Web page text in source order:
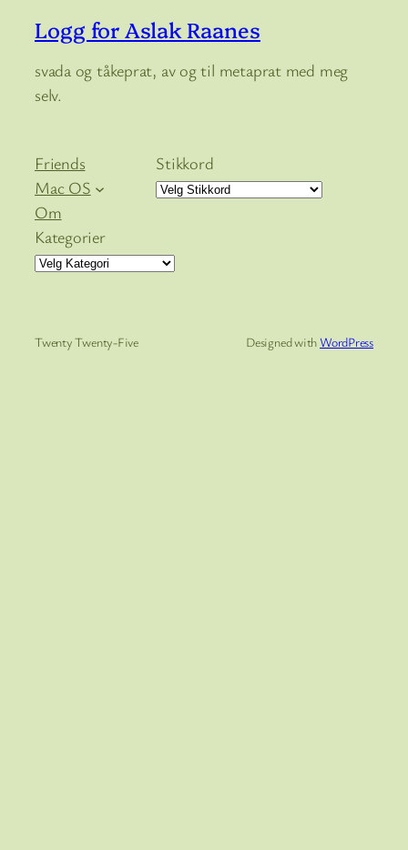
Logg for Aslak Raanes
svada og tåkeprat, av og til metaprat med meg
selv.
Friends
Mac OS
Om
Stikkord
Kategorier
Twenty Twenty-Five Designed withWordPress